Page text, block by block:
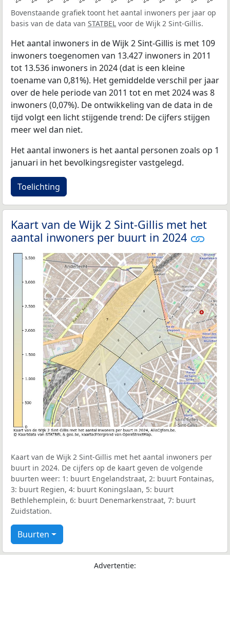
Bovenstaande grafiek toont het aantal inwoners per jaar op
basis van de data van STATBEL voor de Wijk 2 Sint-Gillis.
Het aantal inwoners in de Wijk 2 Sint-Gillis is met 109
inwoners toegenomen van 13.427 inwoners in 2011
tot 13.536 inwoners in 2024 (dat is een kleine
toename van 0,81%). Het gemiddelde verschil per jaar
over de hele periode van 2011 tot en met 2024 was 8
inwoners (0,07%). De ontwikkeling van de data in de
tijd volgt een licht stijgende trend: De cijfers stijgen
meer wel dan niet.
Het aantal inwoners is het aantal personen zoals op 1
januari in het bevolkingsregister vastgelegd.
Toelichting
Kaart van de Wijk 2 Sint-Gillis met het
aantal inwoners per buurt in 2024
Kaart van de Wijk 2 Sint-Gillis met het aantal inwoners per
buurt in 2024. De cijfers op de kaart geven de volgende
buurten weer: 1: buurt Engelandstraat, 2: buurt Fontainas,
3: buurt Regien, 4: buurt Koningslaan, 5: buurt
Bethlehemplein, 6: buurt Denemarkenstraat, 7: buurt
Zuidstation.
Buurten
Advertentie: